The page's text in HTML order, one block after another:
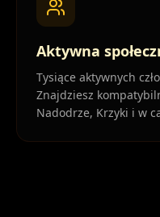
Aktywna
Tysiące aktywnych
Znajdziesz
Nadodrze, Krzyki i w